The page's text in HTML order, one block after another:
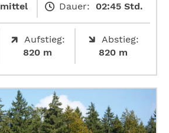
mittel Dauer: 02:45 Std.
Aufstieg:
820 m
Abstieg:
820 m